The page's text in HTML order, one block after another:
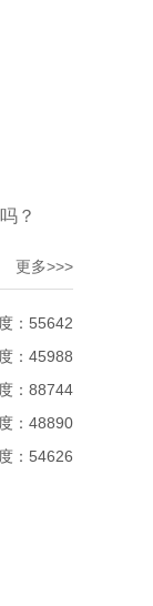
？
更多>>>
：55642
：45988
：88744
：48890
：54626